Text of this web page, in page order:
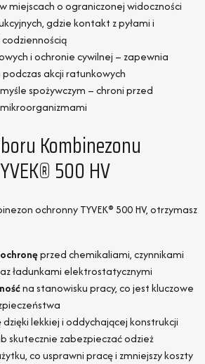
miejscach o ograniczonej widoczności
gdzie kontakt z pyłami i
i ochronie cywilnej – zapewnia
akcji ratunkowych
spożywczym – chroni przed
Kombinezonu
500 HV
ochronny TYVEK® 500 HV, otrzymasz
przed chemikaliami, czynnikami
ładunkami elektrostatycznymi
na stanowisku pracy, co jest kluczowe
lekkiej i oddychającej konstrukcji
skutecznie zabezpieczać odzież
co usprawni pracę i zmniejszy koszty